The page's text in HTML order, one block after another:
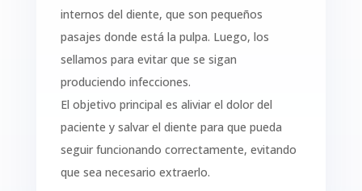
internos del diente, que son pequeños
pasajes donde está la pulpa. Luego, los
sellamos para evitar que se sigan
produciendo infecciones.
El objetivo principal es aliviar el dolor del
paciente y salvar el diente para que pueda
seguir funcionando correctamente, evitando
que sea necesario extraerlo.